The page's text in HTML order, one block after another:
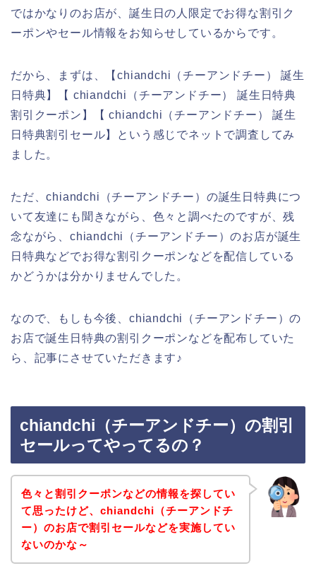
ではかなりのお店が、誕生日の人限定でお得な割引ク
ーポンやセール情報をお知らせしているからです。
だから、まずは、【chiandchi（チーアンドチー） 誕生
日特典】【 chiandchi（チーアンドチー） 誕生日特典
割引クーポン】【 chiandchi（チーアンドチー） 誕生
日特典割引セール】という感じでネットで調査してみ
ました。
ただ、chiandchi（チーアンドチー）の誕生日特典につ
いて友達にも聞きながら、色々と調べたのですが、残
念ながら、chiandchi（チーアンドチー）のお店が誕生
日特典などでお得な割引クーポンなどを配信している
かどうかは分かりませんでした。
なので、もしも今後、chiandchi（チーアンドチー）の
お店で誕生日特典の割引クーポンなどを配布していた
ら、記事にさせていただきます♪
chiandchi（チーアンドチー）の割引
セールってやってるの？
色々と割引クーポンなどの情報を探してい
て思ったけど、chiandchi（チーアンドチ
ー）のお店で割引セールなどを実施してい
ないのかな～